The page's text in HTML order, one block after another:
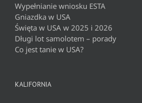
Wypełnianie wniosku ESTA
Gniazdka w USA
Święta w USA w 2025 i 2026
Długi lot samolotem – porady
Co jest tanie w USA?
KALIFORNIA